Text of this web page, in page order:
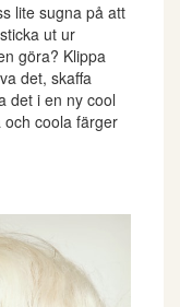
lite sugna på att
ut ur
göra? Klippa
det, skaffa
det i en ny cool
coola färger